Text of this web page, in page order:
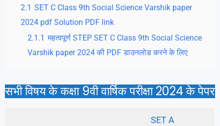
2.1 SET C Class 9th Social Science Varshik paper
2024 pdf Solution PDF link
2.1.1 महत्वपूर्ण STEP SET C Class 9th Social Science
Varshik paper 2024 की PDF डाउनलोड करने के लिए
सभी विषय के कक्षा 9वी वार्षिक परीक्षा 2024 के पेपर
SET A